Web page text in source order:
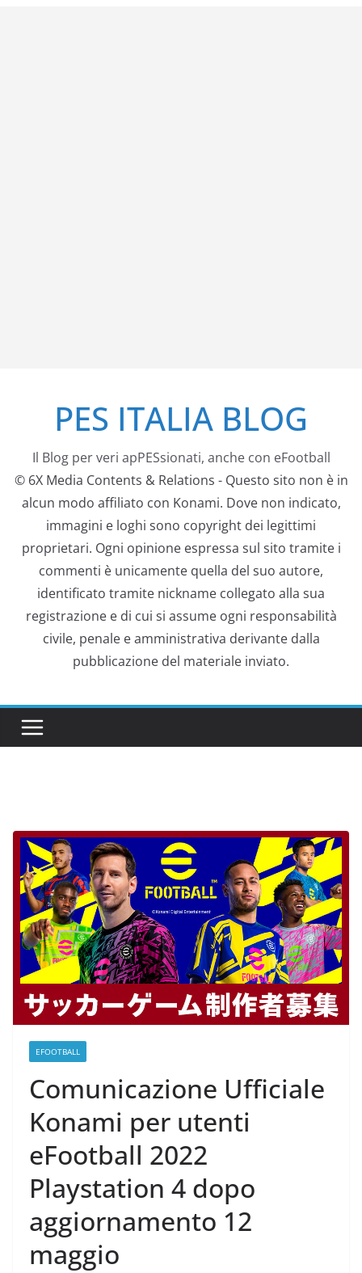
contenutoPES ITALIA BLOG
Il Blog per veri apPESsionati, anche con eFootball
© 6X Media Contents & Relations - Questo sito non è in
alcun modo affiliato con Konami. Dove non indicato,
immagini e loghi sono copyright dei legittimi
proprietari. Ogni opinione espressa sul sito tramite i
commenti è unicamente quella del suo autore,
identificato tramite nickname collegato alla sua
registrazione e di cui si assume ogni responsabilità
civile, penale e amministrativa derivante dalla
pubblicazione del materiale inviato.
EFOOTBALL
Comunicazione Ufficiale
Konami per utenti
eFootball 2022
Playstation 4 dopo
aggiornamento 12
maggio